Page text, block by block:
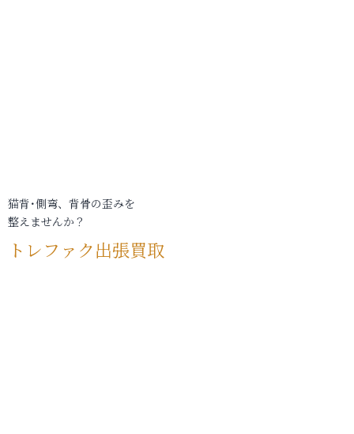
猫背･側弯、背骨の歪みを
整えませんか？
トレファク出張買取